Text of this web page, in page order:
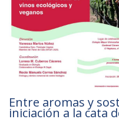
Entre aromas y
iniciación a la cata